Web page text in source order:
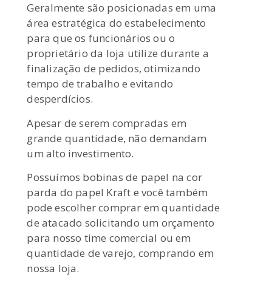
Geralmente são posicionadas em uma
área estratégica do estabelecimento
para que os funcionários ou o
proprietário da loja utilize durante a
finalização de pedidos, otimizando
tempo de trabalho e evitando
desperdícios.
Apesar de serem compradas em
grande quantidade, não demandam
um alto investimento.
Possuímos bobinas de papel na cor
parda do papel Kraft e você também
pode escolher comprar em quantidade
de atacado solicitando um orçamento
para nosso time comercial ou em
quantidade de varejo, comprando em
nossa loja.